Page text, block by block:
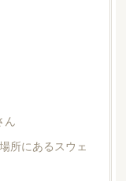
ん
所にあるスウェ